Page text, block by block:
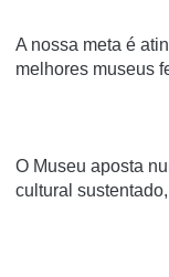
A nossa meta é
melhores museus
O Museu aposta
cultural